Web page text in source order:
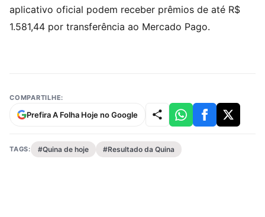
aplicativo oficial podem receber prêmios de até R$
1.581,44 por transferência ao Mercado Pago.
COMPARTILHE:
Prefira A Folha Hoje no Google
TAGS: #Quina de hoje #Resultado da Quina